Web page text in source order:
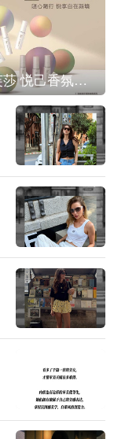
IPSA茵芙莎 悦己香氛凝露上市